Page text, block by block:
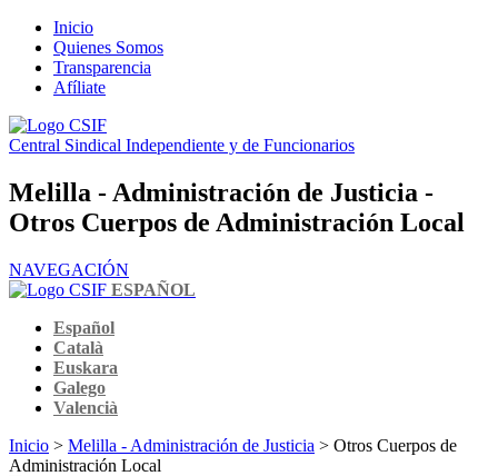
Inicio
Quienes Somos
Transparencia
Afíliate
Central Sindical Independiente y de Funcionarios
Melilla - Administración de Justicia -
Otros Cuerpos de Administración Local
NAVEGACIÓN
ESPAÑOL
Español
Català
Euskara
Galego
Valencià
Inicio > Melilla - Administración de Justicia > Otros Cuerpos de
Administración Local